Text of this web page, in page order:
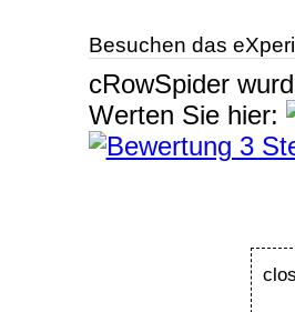
Besuchen das
cRowSpider
Werten Sie hier: